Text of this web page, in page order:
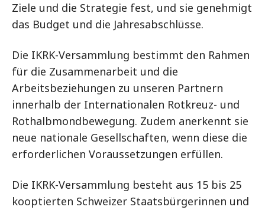
Ziele und die Strategie fest, und sie genehmigt
das Budget und die Jahresabschlüsse.
Die IKRK-Versammlung bestimmt den Rahmen
für die Zusammenarbeit und die
Arbeitsbeziehungen zu unseren Partnern
innerhalb der Internationalen Rotkreuz- und
Rothalbmondbewegung. Zudem anerkennt sie
neue nationale Gesellschaften, wenn diese die
erforderlichen Voraussetzungen erfüllen.
Die IKRK-Versammlung besteht aus 15 bis 25
kooptierten Schweizer Staatsbürgerinnen und